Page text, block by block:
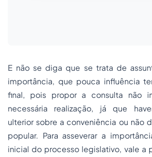
E não se diga que se trata de
importância, que pouca influência
final, pois propor a consulta não
necessária realização, já que
ulterior sobre a conveniência ou não
popular. Para asseverar a
inicial do processo legislativo, vale a